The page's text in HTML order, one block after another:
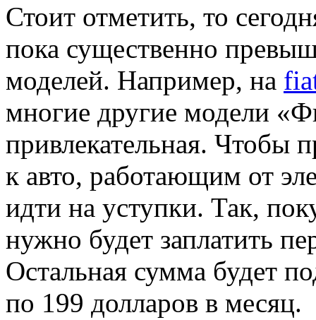
Стоит отметить, то
пока существенно
моделей. Например, на
многие другие модели
привлекательная. Чтобы
к авто, работающим от
идти на уступки. Так,
нужно будет заплатить
Остальная сумма будет
по 199 долларов в месяц.